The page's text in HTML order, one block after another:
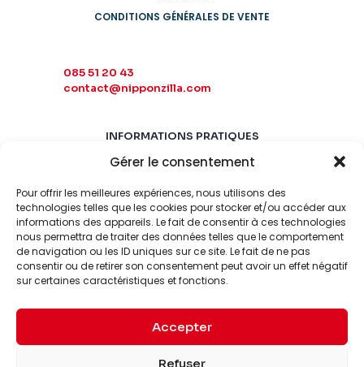
Gérer le consentement
Pour offrir les meilleures expériences, nous utilisons des
technologies telles que les cookies pour stocker et/ou accéder aux
informations des appareils. Le fait de consentir à ces technologies
nous permettra de traiter des données telles que le comportement
de navigation ou les ID uniques sur ce site. Le fait de ne pas
consentir ou de retirer son consentement peut avoir un effet négatif
sur certaines caractéristiques et fonctions.
Accepter
Refuser
CONDITIONS GÉNÉRALES DE VENTE
085 51 20 43
contact@nipponzilla.com
INFORMATIONS PRATIQUES
MARDI-SAMEDI
LUNDI-DIMANCHE
FERMÉ
© 2026 Nipponzilla. Tous Mentions